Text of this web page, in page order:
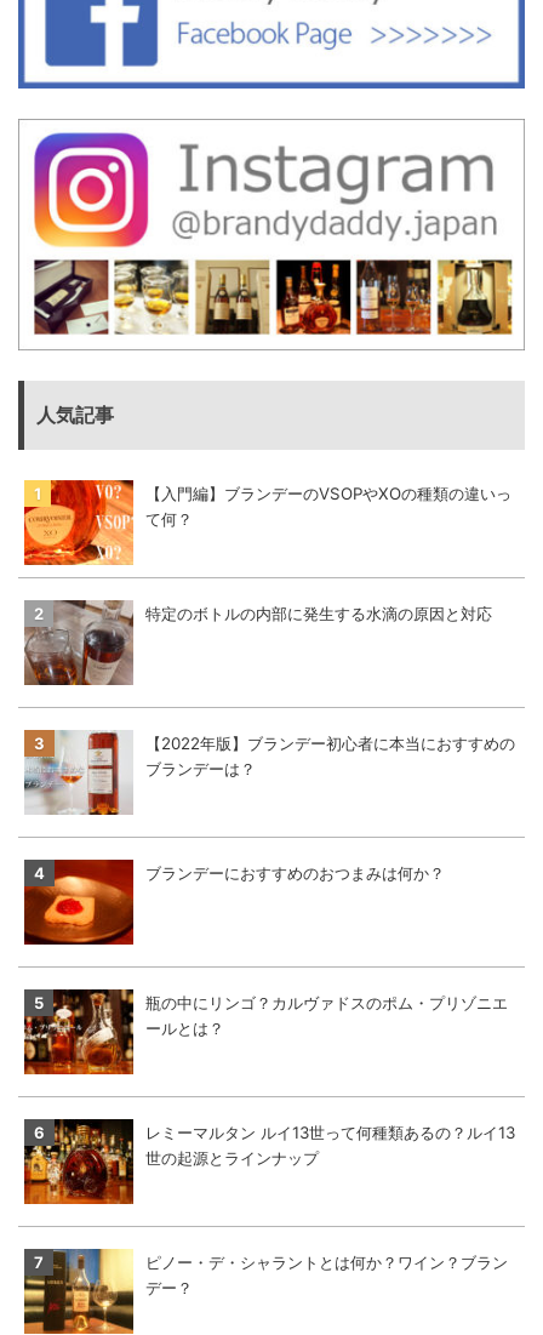
人気記事
【入門編】ブランデーのVSOPやXOの種類の違いっ
て何？
特定のボトルの内部に発生する水滴の原因と対応
【2022年版】ブランデー初心者に本当におすすめの
ブランデーは？
ブランデーにおすすめのおつまみは何か？
瓶の中にリンゴ？カルヴァドスのポム・プリゾニエ
ールとは？
レミーマルタン ルイ13世って何種類あるの？ルイ13
世の起源とラインナップ
ピノー・デ・シャラントとは何か？ワイン？ブラン
デー？